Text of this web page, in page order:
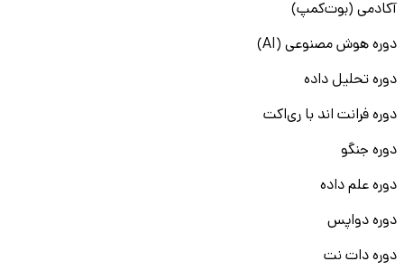
آکادمی (بوت‌کمپ)
دوره هوش مصنوعی (AI)
دوره تحلیل داده
دوره فرانت اند با ری‌اکت
دوره جنگو
دوره علم داده
دوره دواپس
دوره دات نت